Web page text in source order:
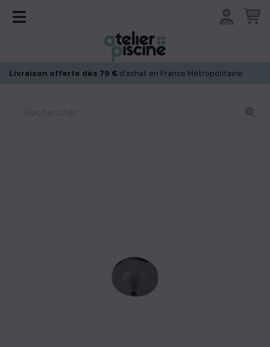
Livraison offerte dès 79 € d'achat en France Métropolitaine